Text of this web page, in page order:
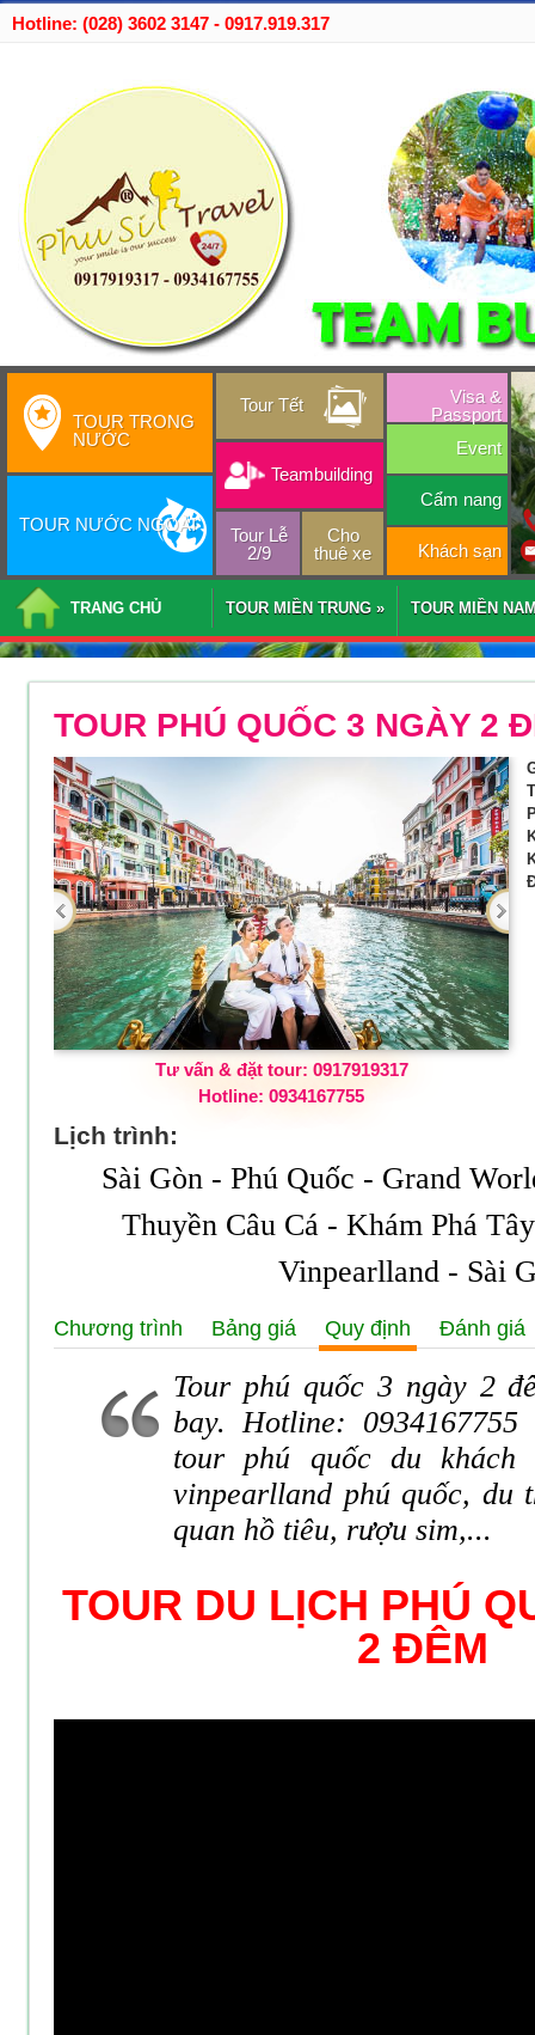
Hotline: (028) 3602 3147 - 0917.919.317
TOUR TRONG
NƯỚC
TOUR NƯỚC NGOÀI
Tour Tết
Teambuilding
Tour Lễ
2/9
Cho
thuê xe
Visa &
Passport
Event
Cẩm nang
Khách sạn
TRANG CHỦ TOUR MIỀN TRUNG » TOUR MIỀN
TOUR PHÚ QUỐC 3 NGÀY 2
Tư vấn & đặt tour: 0917919317
Hotline: 0934167755
Lịch trình:
Sài Gòn - Phú Quốc - Grand
Thuyền Câu Cá - Khám Phá
Vinpearlland - Sài
Chương trình Bảng giá Quy định Đánh giá
Tour phú quốc 3 ngày 2
bay. Hotline:
tour phú quốc du
vinpearlland phú quốc, du
quan hồ tiêu, rượu sim,...
TOUR DU LỊCH PHÚ
2 ĐÊM